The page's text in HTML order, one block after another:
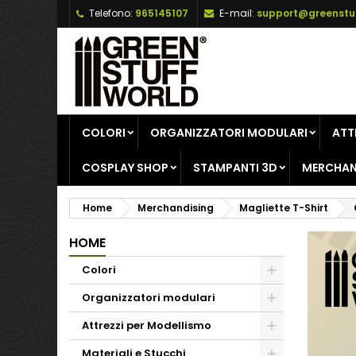
Telefono: 965145107 E-mail:
COLORI ORGANIZZATORI MODULARI
COSPLAY SHOP STAMPANTI 3D
Home Merchandising Magliette T-Shirt
HOME
Colori
Organizzatori modulari
Attrezzi per Modellismo